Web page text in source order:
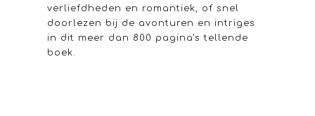
verliefdheden en romantiek, of snel
doorlezen bij de avonturen en intriges
in dit meer dan 800 pagina's tellende
boek.